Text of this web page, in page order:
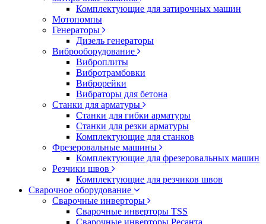
Комплектующие для затирочных машин
Мотопомпы
Генераторы
Дизель генераторы
Виброоборудование
Виброплиты
Вибротрамбовки
Виброрейки
Вибраторы для бетона
Станки для арматуры
Станки для гибки арматуры
Станки для резки арматуры
Комплектующие для станков
Фрезеровальные машины
Комплектующие для фрезеровальных машин
Резчики швов
Комплектующие для резчиков швов
Сварочное оборудование
Сварочные инверторы
Сварочные инверторы TSS
Сварочные инверторы Ресанта